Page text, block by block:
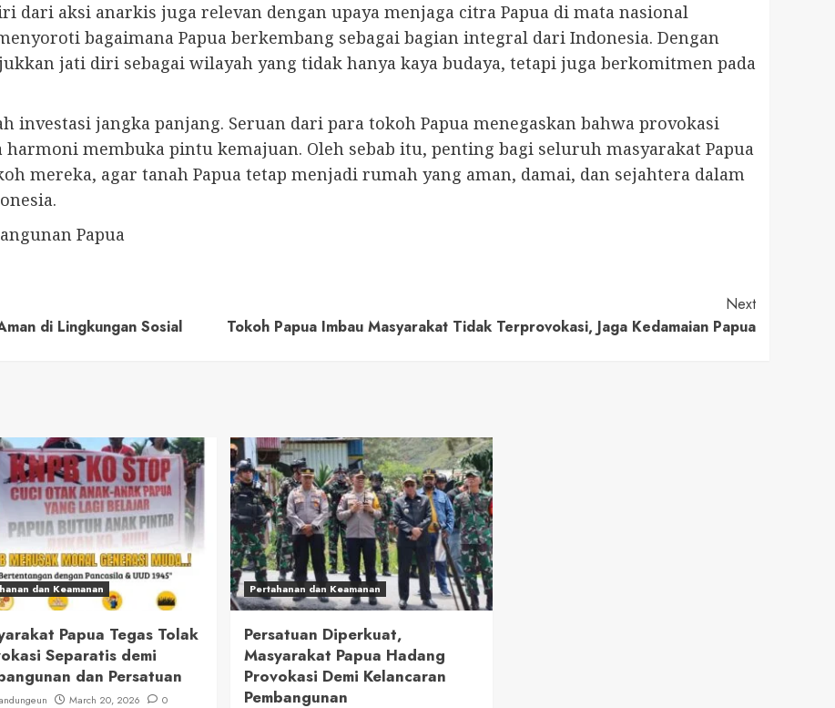
dari aksi anarkis juga relevan dengan upaya menjaga citra Papua di mata nasional
bagaimana Papua berkembang sebagai bagian integral dari Indonesia. Dengan
jati diri sebagai wilayah yang tidak hanya kaya budaya, tetapi juga berkomitmen pada
investasi jangka panjang. Seruan dari para tokoh Papua menegaskan bahwa provokasi
membuka pintu kemajuan. Oleh sebab itu, penting bagi seluruh masyarakat Papua
mereka, agar tanah Papua tetap menjadi rumah yang aman, damai, dan sejahtera dalam
Papua
di Lingkungan Sosial
Next
Tokoh Papua Imbau Masyarakat Tidak Terprovokasi, Jaga Kedamaian Papua
dan Keamanan
Papua Tegas Tolak
Separatis demi
dan Persatuan
March 20, 2026 0
Pertahanan dan Keamanan
Persatuan Diperkuat,
Masyarakat Papua Hadang
Provokasi Demi Kelancaran
Pembangunan